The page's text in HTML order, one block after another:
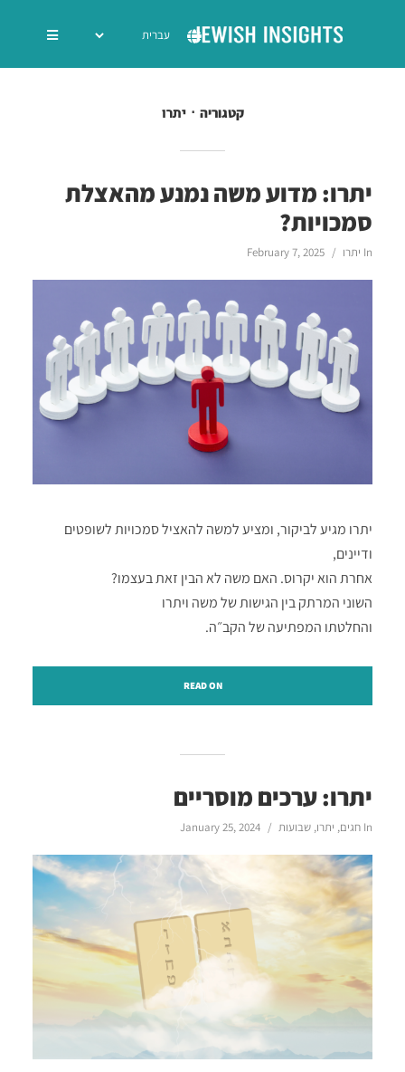
קטגוריה יתרו
יתרו: מדוע משה נמנע מהאצלת
סמכויות?
In יתרו February 7, 2025
יתרו מגיע לביקור, ומציע למשה להאציל סמכויות לשופטים
ודיינים,
אחרת הוא יקרוס. האם משה לא הבין זאת בעצמו?
השוני המרתק בין הגישות של משה ויתרו
והחלטתו המפתיעה של הקב״ה.
READ ON
יתרו: ערכים מוסריים
In חגים, יתרו, שבועות January 25, 2024